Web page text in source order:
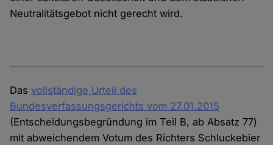
Neutralitätsgebot nicht gerecht wird.
Dasvollständige Urteil des
Bundesverfassungsgerichts vom 27.01.2015
(Entscheidungsbegründung im Teil B, ab Absatz 77)
mit abweichendem Votum des Richters Schluckebier